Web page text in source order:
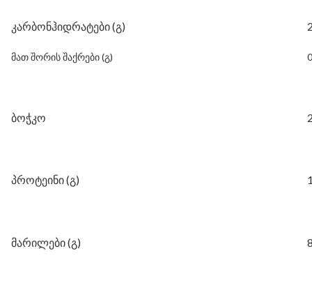
კარბონჰიდრატები (გ)
მათ შორის შაქრები (გ)
ბოჭკო
პროტეინი (გ)
მარილები (გ)